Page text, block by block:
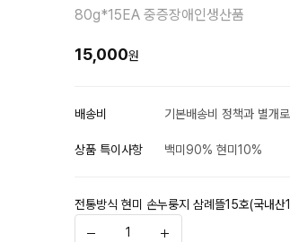
80g*15EA 중증장애인생산품
15,000원
배송비 기본배송비 정책과 별개
상품 특이사항 백미90% 현미10%
전통방식 현미 손누룽지 삼례뜰15호(국내